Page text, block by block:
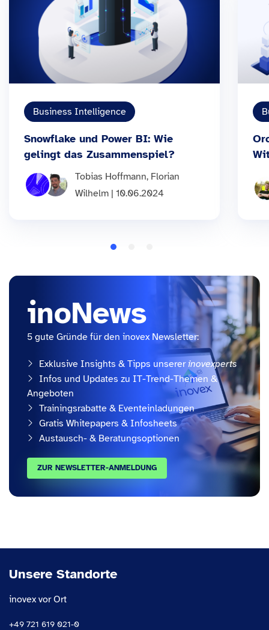
Business Intelligence
Snowflake und Power BI: Wie
gelingt das Zusammenspiel?
Tobias Hoffmann, Florian
Wilhelm | 10.06.2024
inoNews
5 gute Gründe für den inovex Newsletter:
Exklusive Insights & Tipps unsererinovexperts
Infos und Updates zu IT-Trend-Themen &
Angeboten
Trainingsrabatte & Eventeinladungen
Gratis Whitepapers & Infosheets
Austausch- & Beratungsoptionen
ZUR NEWSLETTER-ANMELDUNG
Unsere Standorte
inovex vor Ort
+49 721 619 021-0